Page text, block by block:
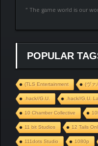
” The game world is our
POPULAR
(TLS Entertainment (ヴァ
.hack//G.U. .hack//G.U.
10 Chamber Collective
11 bit Studios 12 Tails
111dots Studio 1080p